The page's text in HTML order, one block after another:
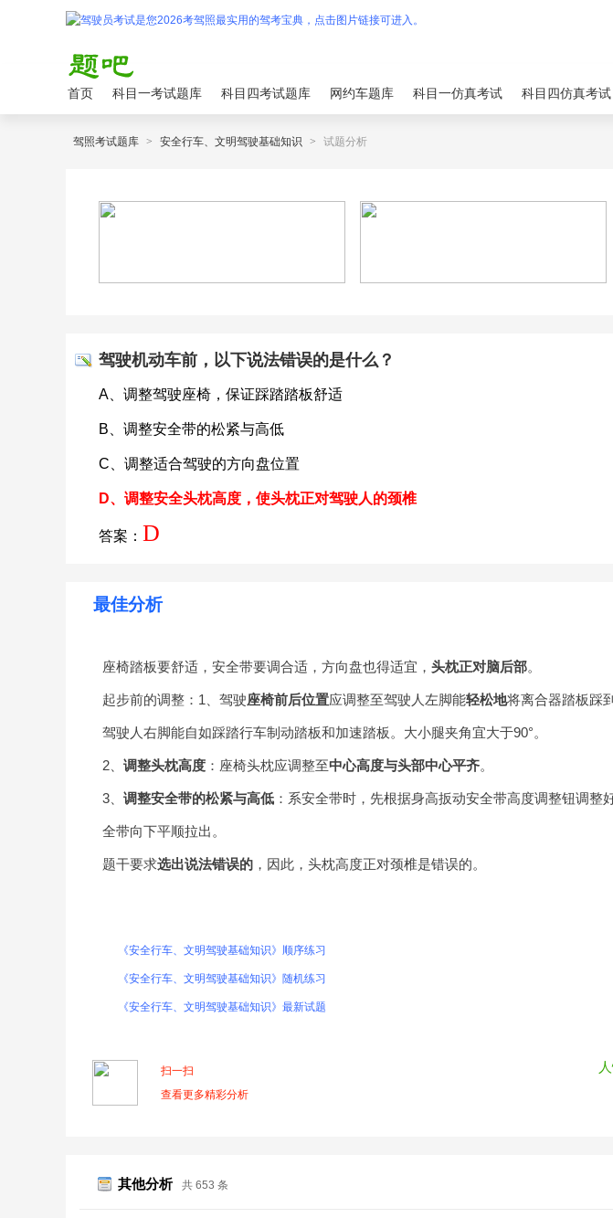
首页 科目一考试题库 科目四考试题库 网约车题库 科目一仿真考试 科目四仿真考试
驾照考试题库 > 安全行车、文明驾驶基础知识 > 试题分析
驾驶机动车前，以下说法错误的是什么？
A、调整驾驶座椅，保证踩踏踏板舒适
B、调整安全带的松紧与高低
C、调整适合驾驶的方向盘位置
D、调整安全头枕高度，使头枕正对驾驶人的颈椎
答案： D
最佳分析
座椅踏板要舒适，安全带要调合适，方向盘也得适宜， 头枕正对脑后部。
起步前的调整：1、驾驶座椅前后位置应调整至驾驶人左脚能轻松地将离合器踏板踩
驾驶人右脚能自如踩踏行车制动踏板和加速踏板。大小腿夹角宜大于90°。
2、 调整头枕高度 ：座椅头枕应调整至中心高度与头部中心平齐。
3、 调整安全带的松紧与高低 ：系安全带时，先根据身高扳动安全带高度调整钮调整
全带向下平顺拉出。
题干要求选出说法错误的 ，因此，头枕高度正对颈椎是错误的。
《安全行车、文明驾驶基础知识》顺序练习
《安全行车、文明驾驶基础知识》随机练习
《安全行车、文明驾驶基础知识》最新试题
扫一扫
查看更多精彩分析
其他分析 共 653 条